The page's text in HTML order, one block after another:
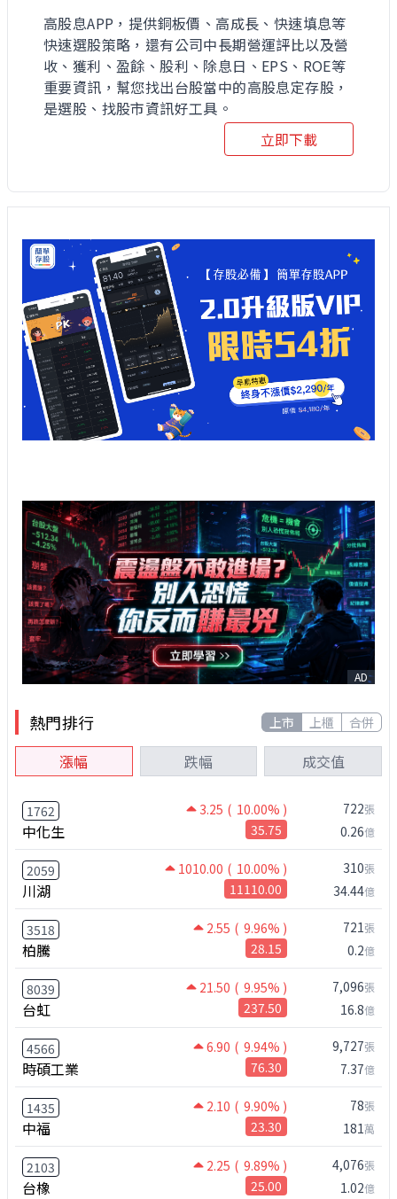
高股息APP，提供銅板價、高成長、快速填息等
快速選股策略，還有公司中長期營運評比以及營
收、獲利、盈餘、股利、除息日、EPS、ROE等
重要資訊，幫您找出台股當中的高股息定存股，
是選股、找股市資訊好工具。
立即下載
AD
熱門排行 上市 上櫃 合併
漲幅 跌幅 成交值
1762 3.25 ( 10.00% )
中化生 35.75
722張
0.26億
2059 1010.00 ( 10.00% )
川湖 11110.00
310張
34.44億
3518 2.55 ( 9.96% )
柏騰 28.15
721張
0.2億
8039 21.50 ( 9.95% )
台虹 237.50
7,096張
16.8億
4566 6.90 ( 9.94% )
時碩工業 76.30
9,727張
7.37億
1435 2.10 ( 9.90% )
中福 23.30
78張
181萬
2103 2.25 ( 9.89% )
台橡 25.00
4,076張
1.02億